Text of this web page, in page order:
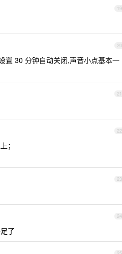
19
20
置 30 分钟自动关闭,声音小点基本一
21
22
；
23
24
了